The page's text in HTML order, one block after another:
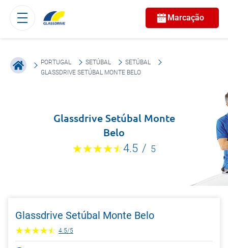
Marcação
PORTUGAL SETÚBAL
SETÚBAL
GLASSDRIVE SETÚBAL MONTE BELO
Glassdrive Setúbal Monte
Belo
4.5 / 5
Glassdrive Setúbal Monte Belo
4.5/5